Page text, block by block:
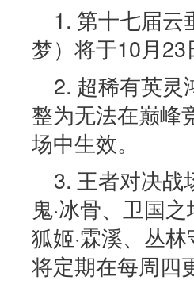
1. 第十七届
梦）将于10月
2. 超稀有英灵
整为无法在巅峰
场中生效。
3. 王者对决战
鬼·冰骨、卫国
狐姬·霖溪、丛
将定期在每周四